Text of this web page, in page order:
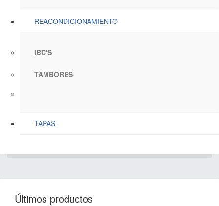
REACONDICIONAMIENTO
IBC'S
TAMBORES
TAPAS
Últimos productos